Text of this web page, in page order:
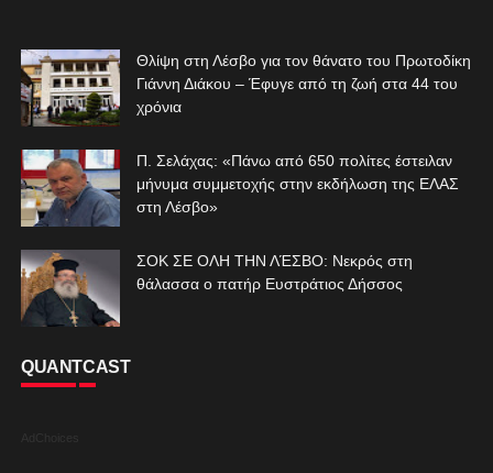
Θλίψη στη Λέσβο για τον θάνατο του Πρωτοδίκη
Γιάννη Διάκου – Έφυγε από τη ζωή στα 44 του
χρόνια
Π. Σελάχας: «Πάνω από 650 πολίτες έστειλαν
μήνυμα συμμετοχής στην εκδήλωση της ΕΛΑΣ
στη Λέσβο»
ΣΟΚ ΣΕ ΟΛΗ ΤΗΝ ΛΈΣΒΟ: Νεκρός στη
θάλασσα ο πατήρ Ευστράτιος Δήσσος
QUANTCAST